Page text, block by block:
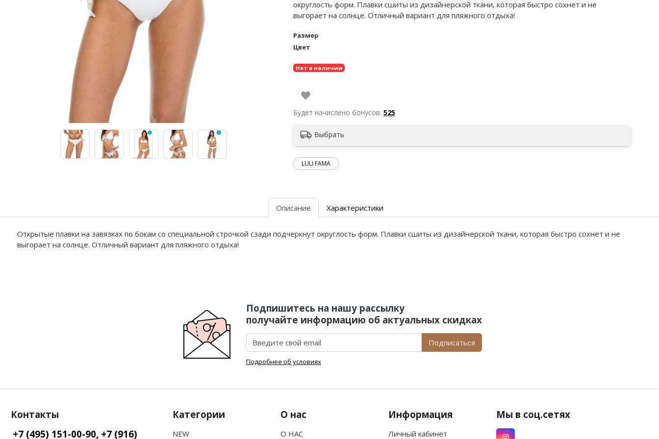
округлость форм. Плавки сшиты из дизайнерской ткани, которая быстро сохнет и не
выгорает на солнце. Отличный вариант для пляжного отдыха!
Размер
Цвет
Нет в наличии
Будет начислено бонусов:525
Выбрать
LULI FAMA
Описание Характеристики
Открытые плавки на завязках по бокам со специальной строчкой сзади подчеркнут округлость форм. Плавки сшиты из дизайнерской ткани, которая быстро сохнет и не
выгорает на солнце. Отличный вариант для пляжного отдыха!
Подпишитесь на нашу рассылку
получайте информацию об актуальных скидках
Подписаться
Подробнее об условиях
Контакты
+7 (495) 151-00-90, +7 (916)
Категории
NEW
О нас
О НАС
Информация
Личный кабинет
Мы в соц.сетях
Купальники с плавками слипы
Купальники с плавками танга